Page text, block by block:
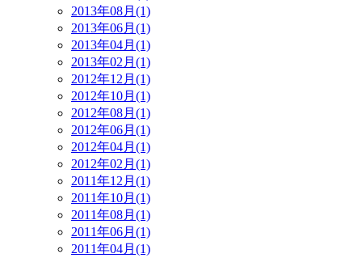
2013年08月(1)
2013年06月(1)
2013年04月(1)
2013年02月(1)
2012年12月(1)
2012年10月(1)
2012年08月(1)
2012年06月(1)
2012年04月(1)
2012年02月(1)
2011年12月(1)
2011年10月(1)
2011年08月(1)
2011年06月(1)
2011年04月(1)